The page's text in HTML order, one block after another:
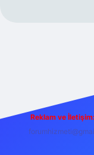
Reklam ve İletişim: